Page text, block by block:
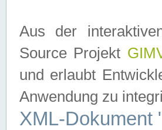
Aus der
Source Projekt
und erlaubt
Anwendung zu
XML-Dokument